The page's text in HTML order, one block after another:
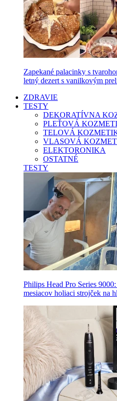
Zapekané palacinky s
letný dezert s vanilkovým
ZDRAVIE
TESTY
DEKORATÍVNA
PLEŤOVÁ
TELOVÁ
VLASOVÁ
ELEKTORONIKA
OSTATNÉ
TESTY
Philips Head Pro Series
mesiacov holiaci strojček na